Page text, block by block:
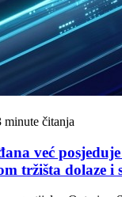
minute čitanja
već
tržišta dolaze i